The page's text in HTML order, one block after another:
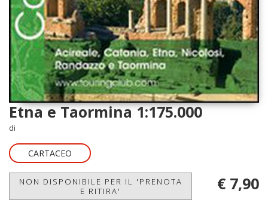
Etna e Taormina 1:175.000
di
CARTACEO
NON DISPONIBILE PER IL 'PRENOTA
E RITIRA'
€ 7,90